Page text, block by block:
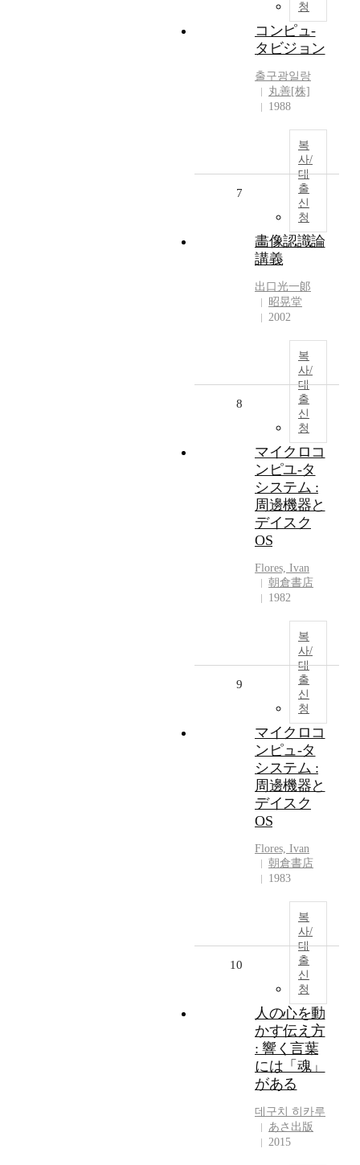
청
コンピュ-
タビジョン
출구광일랑
丸善[株]
1988
복
사/
대
출
신
청
7
畵像認識論
講義
出口光一郞
昭晃堂
2002
복
사/
대
출
신
청
8
マイクロコ
ンピユ-タ
システム :
周邊機器と
デイスク
OS
Flores, Ivan
朝倉書店
1982
복
사/
대
출
신
청
9
マイクロコ
ンピュ-タ
システム :
周邊機器と
デイスク
OS
Flores, Ivan
朝倉書店
1983
복
사/
대
출
신
청
10
人の心を動
かす伝え方
: 響く言葉
には「魂」
がある
데구치 히카루
あさ出版
2015